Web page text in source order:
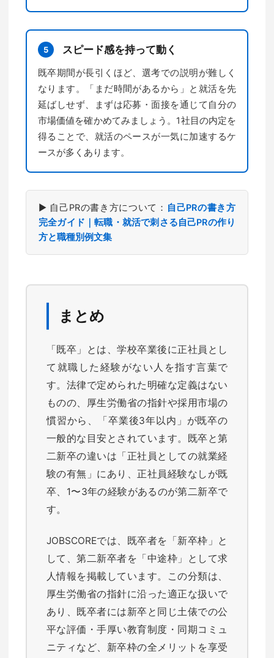
5 スピード感を持って動く
既卒期間が長引くほど、選考での説明が難しく
なります。「まだ時間があるから」と就活を先
延ばしせず、まずは応募・面接を通じて自分の
市場価値を確かめてみましょう。1社目の内定を
得ることで、就活のペースが一気に加速するケ
ースが多くあります。
▶ 自己PRの書き方について： 自己PRの書き方
完全ガイド｜転職・就活で刺さる自己PRの作り
方と職種別例文集
まとめ
「既卒」とは、学校卒業後に正社員とし
て就職した経験がない人を指す言葉で
す。法律で定められた明確な定義はない
ものの、厚生労働省の指針や採用市場の
慣習から、「卒業後3年以内」が既卒の
一般的な目安とされています。既卒と第
二新卒の違いは「正社員としての就業経
験の有無」にあり、正社員経験なしが既
卒、1〜3年の経験があるのが第二新卒で
す。
JOBSCOREでは、既卒者を「新卒枠」と
して、第二新卒者を「中途枠」として求
人情報を掲載しています。この分類は、
厚生労働省の指針に沿った適正な扱いで
あり、既卒者には新卒と同じ土俵での公
平な評価・手厚い教育制度・同期コミュ
ニティなど、新卒枠の全メリットを享受